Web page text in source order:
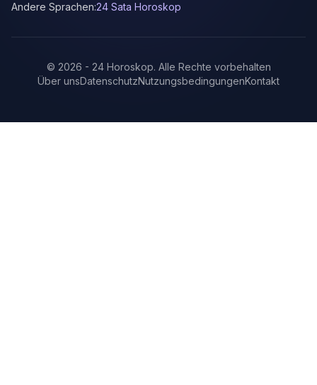
Andere Sprachen:24 Sata Horoskop
© 2026 - 24 Horoskop. Alle Rechte vorbehalten
Über unsDatenschutzNutzungsbedingungenKontakt